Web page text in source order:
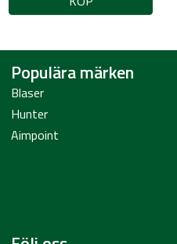
Populära märken
Blaser
Hunter
Aimpoint